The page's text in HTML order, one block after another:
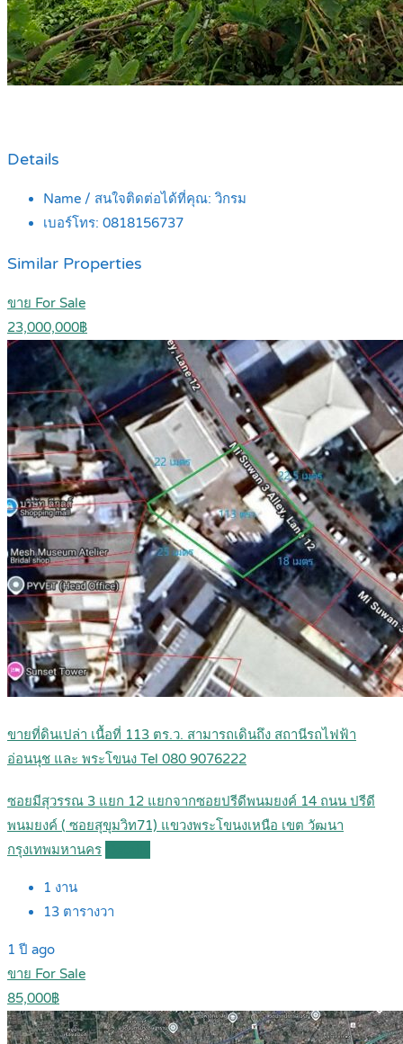
Details
Name / สนใจติดต่อได้ที่คุณ: วิกรม
เบอร์โทร: 0818156737
Similar Properties
ขาย For Sale
23,000,000฿
ขายที่ดินเปล่า เนื้อที่ 113 ตร.ว. สามารถเดินถึง สถานีรถไฟฟ้า
อ่อนนุช และ พระโขนง Tel 080 9076222
ซอยมีสุวรรณ 3 แยก 12 แยกจากซอยปรีดีพนมยงค์ 14 ถนน ปรีดี
พนมยงค์ ( ซอยสุขุมวิท71) แขวงพระโขนงเหนือ เขต วัฒนา
กรุงเทพมหานคร
1 งาน
13 ตารางวา
1 ปี ago
ขาย For Sale
85,000฿